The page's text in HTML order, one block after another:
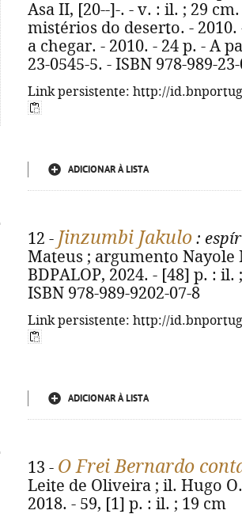
Asa II, [20--]-. - v. : il. ; 29
mistérios do deserto. - 2010.
a chegar. - 2010. - 24 p. - A
23-0545-5. - ISBN 978-989-
Link persistente: http://
ADICIONAR À LISTA
12 - Jinzumbi Jakulo :
Mateus ; argumento Nayole
BDPALOP, 2024. - [48] p. :
ISBN 978-989-9202-07-8
Link persistente: http://
ADICIONAR À LISTA
13 - O Frei Bernardo
Leite de Oliveira ; il. Hugo
2018. - 59, [1] p. : il. ; 19 cm